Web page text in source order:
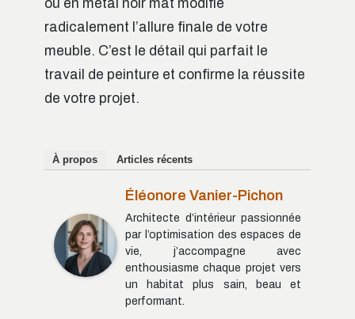
ou en métal noir mat modifie
radicalement l’allure finale de votre
meuble. C’est le détail qui parfait le
travail de peinture et confirme la réussite
de votre projet.
À propos Articles récents
Éléonore Vanier-Pichon
Architecte d’intérieur passionnée
par l’optimisation des espaces de
vie, j’accompagne avec
enthousiasme chaque projet vers
un habitat plus sain, beau et
performant.